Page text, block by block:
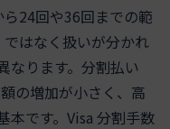
24回や36回までの範
はなく扱いが分かれ
なります。分割払い
の増加が小さく、高
本です。Visa 分割手数